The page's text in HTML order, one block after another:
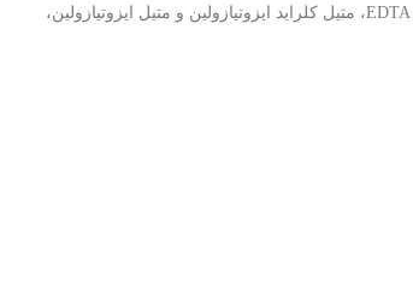
آب دیونیزه، گلیسرین، ستیل الکل، پارافین مایع، آلکیل آمیدو پروپیل بتائین، سترمونیوم کلراید، سدیم PCA، سیکلو پنتاسیلوکسان، آلفا توکوفرول استات(ویتامین E)، عصاره انار، EDTA، متیل کلراید ایزوتیازولین و متیل ایزوتیازولین،